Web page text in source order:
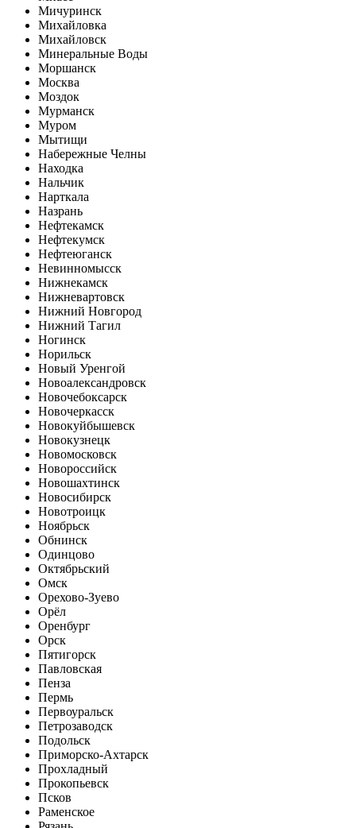
Мичуринск
Михайловка
Михайловск
Минеральные Воды
Моршанск
Москва
Моздок
Мурманск
Муром
Мытищи
Набережные Челны
Находка
Нальчик
Нарткала
Назрань
Нефтекамск
Нефтекумск
Нефтеюганск
Невинномысск
Нижнекамск
Нижневартовск
Нижний Новгород
Нижний Тагил
Ногинск
Норильск
Новый Уренгой
Новоалександровск
Новочебоксарск
Новочеркасск
Новокуйбышевск
Новокузнецк
Новомосковск
Новороссийск
Новошахтинск
Новосибирск
Новотроицк
Ноябрьск
Обнинск
Одинцово
Октябрьский
Омск
Орехово-Зуево
Орёл
Оренбург
Орск
Пятигорск
Павловская
Пенза
Пермь
Первоуральск
Петрозаводск
Подольск
Приморско-Ахтарск
Прохладный
Прокопьевск
Псков
Раменское